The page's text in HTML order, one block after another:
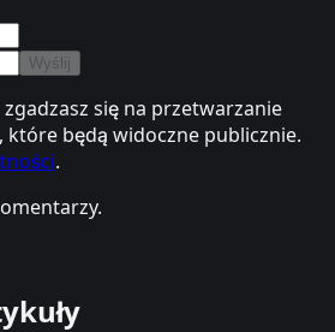
Wyślij
się na przetwarzanie
które będą widoczne publicznie.
.